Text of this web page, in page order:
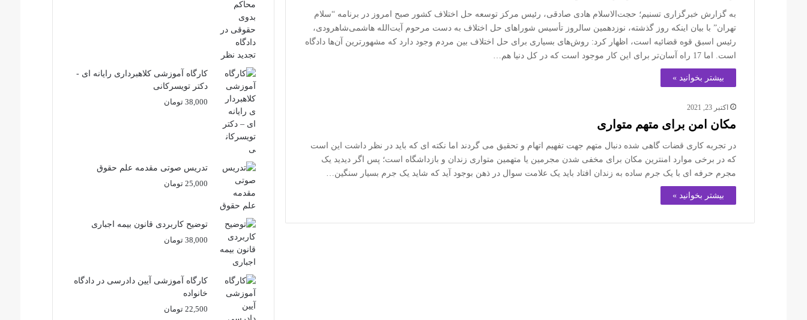
به گزارش خبرگزاری تسنیم؛ حجت‌الاسلام هادی صادقی، رئیس مرکز توسعه حل اختلاف کشور صبح امروز در برنامه “سلام
تهران” با بیان اینکه روز گذشته، نوزدهمین سالروز تأسیس شوراهای حل اختلاف به دست مرحوم آیت‌الله هاشمی‌شاهرودی،
رئیس اسبق قوه قضائیه است، اظهار کرد: روش‌های بسیاری برای حل اختلاف بین مردم وجود دارد که مشهورترین آن‌ها دادگاه
است. اما 17 راه آسان‌تر برای این کار موجود است که در کل دنیا هم…
بیشتر بخوانید »
اکتبر 23, 2021
مکان امن برای متهم متواری
در تجربه کاری قضات گاهی شده دنبال متهم جهت تفهیم اتهام و تحقیق می گردند اما نکته ای که باید در نظر داشت این است
که در برخی موارد امنترین مکان برای مخفی شدن مجرمین یا متهمین متواری زندان و بازداشگاه است؛ پس اگر دیدید یک
مجرم حرفه ای با یک جرم ساده به زندان افتاد باید یک علامت سوال در ذهن بوجود آید که شاید یک جرم بسیار سنگین…
بیشتر بخوانید »
کارگاه آموزشی کلاهبرداری رایانه ای -
دکتر تویسرکانی
38,000 تومان
تدریس صوتی مقدمه علم حقوق
25,000 تومان
توضیح کاربردی قانون بیمه اجباری
38,000 تومان
کارگاه آموزشی آیین دادرسی در دادگاه
خانواده
22,500 تومان